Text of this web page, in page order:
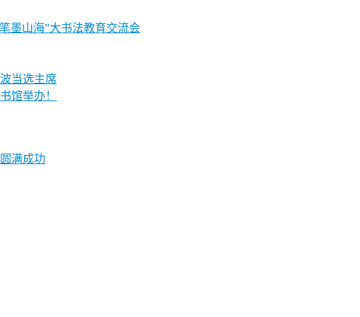
墨山海”大书法教育交流会
当选主席
馆举办！
满成功